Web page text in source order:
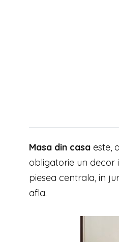
Masa din casa este,
obligatorie un decor
piesea centrala, in
afla.